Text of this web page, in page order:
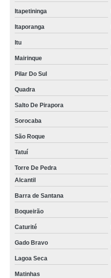
Itapetininga
Itaporanga
Itu
Mairinque
Pilar Do Sul
Quadra
Salto De Pirapora
Sorocaba
São Roque
Tatuí
Torre De Pedra
Alcantil
Barra de Santana
Boqueirão
Caturité
Gado Bravo
Lagoa Seca
Matinhas